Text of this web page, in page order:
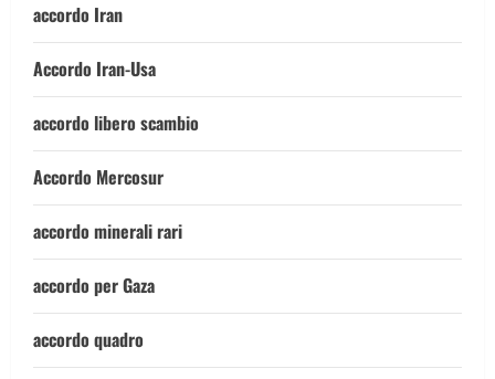
accordo Iran
Accordo Iran-Usa
accordo libero scambio
Accordo Mercosur
accordo minerali rari
accordo per Gaza
accordo quadro